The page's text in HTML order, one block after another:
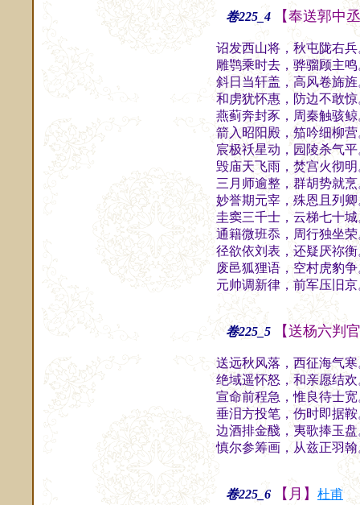
卷225_4 【奉送郭中
诏发西山将，秋屯陇右
雕鹗乘时去，骅骝顾主
斜日当轩盖，高风卷旆
和虏犹怀惠，防边不敢
燕蓟奔封豕，周秦触骇
箭入昭阳殿，笳吟细柳
宸极祅星动，园陵杀气
毁庙天飞雨，焚宫火彻
三月师逾整，群胡势就
妙誉期元宰，殊恩且列
圭窦三千士，云梯七十
通籍微班忝，周行独坐
径欲依刘表，还疑厌祢
废邑狐狸语，空村虎豹
元帅调新律，前军压旧
卷225_5 【送杨六判
送远秋风落，西征海气
绝域遥怀怒，和亲愿结
宣命前程急，惟良待士
垂泪方投笔，伤时即据
边酒排金醆，夷歌捧玉
慎尔参筹画，从兹正羽
卷225_6 【月】 杜甫